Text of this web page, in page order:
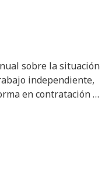
sobre la situación
independiente,
en contratación …